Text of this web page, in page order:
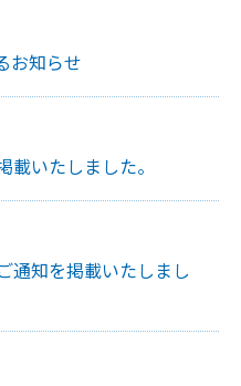
お知らせ
いたしました。
通知を掲載いたしまし